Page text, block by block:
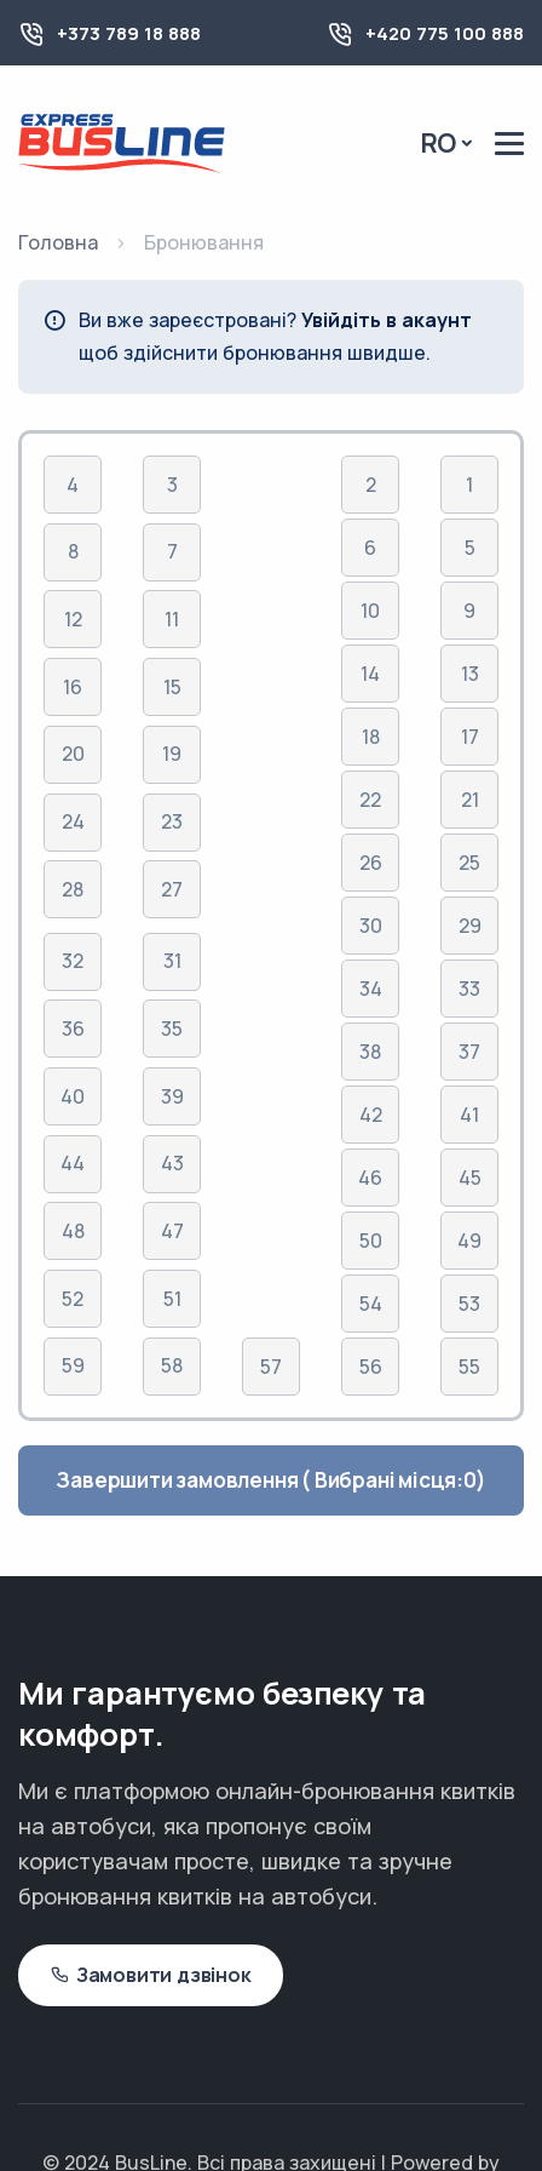
+373 789 18 888 +420 775 100 888
RO
Головна Бронювання
Ви вже зареєстровані?Увійдіть в акаунт
щоб здійснити бронювання швидше.
4
8
12
16
20
24
28
32
36
40
44
48
52
59
3
7
11
15
19
23
27
31
35
39
43
47
51
58 57
2
6
10
14
18
22
26
30
34
38
42
46
50
54
56
1
5
9
13
17
21
25
29
33
37
41
45
49
53
55
Завершити замовлення ( Вибрані місця:0)
Ми гарантуємо безпеку та
комфорт.
Ми є платформою онлайн-бронювання квитків
на автобуси, яка пропонує своїм
користувачам просте, швидке та зручне
бронювання квитків на автобуси.
Замовити дзвінок
© 2024 BusLine. Всі права захищені | Powered by